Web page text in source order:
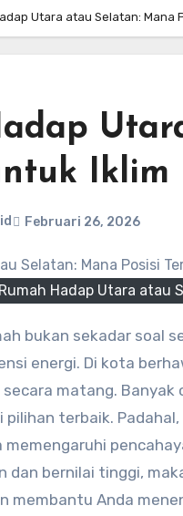
Utara atau Selatan: Mana
Iklim
Februari 26, 2026
Rumah Hadap Utara atau
energi. Di kota
matang. Banyak
pilihan terbaik.
dan bernilai tinggi,
membantu Anda